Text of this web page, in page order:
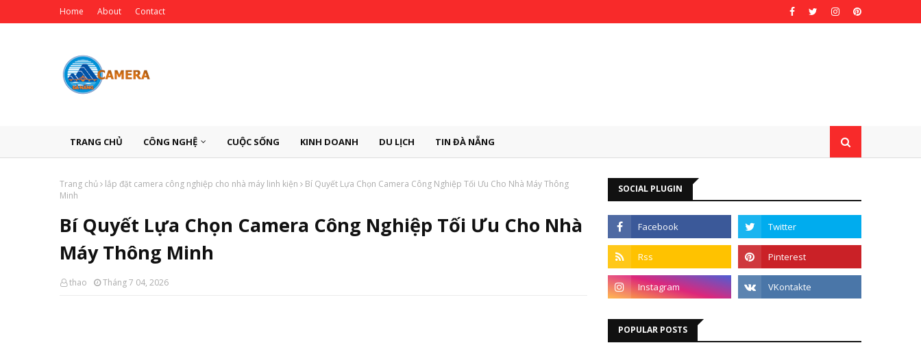
Home About Contact
TRANG CHỦ CÔNG NGHỆ CUỘC SỐNG KINH DOANH DU LỊCH TIN ĐÀ NẴNG
Trang chủ lắp đặt camera công nghiệp cho nhà máy linh kiện
Bí Quyết Lựa Chọn Camera Công Nghiệp Tối Ưu Cho Nhà Máy Thông
Minh
Bí Quyết Lựa Chọn Camera Công Nghiệp Tối Ưu Cho Nhà
Máy Thông Minh
thao Tháng 7 04, 2026
SOCIAL PLUGIN
POPULAR POSTS